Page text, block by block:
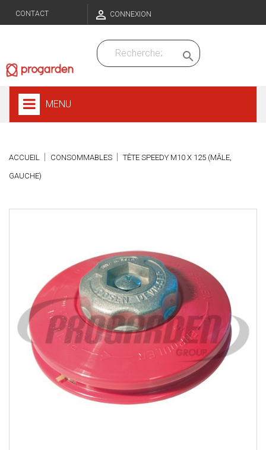
CONTACT  CONNEXION

MENU
ACCUEIL CONSOMMABLES TÊTE SPEEDY M10 X 125 (MÂLE,
GAUCHE)